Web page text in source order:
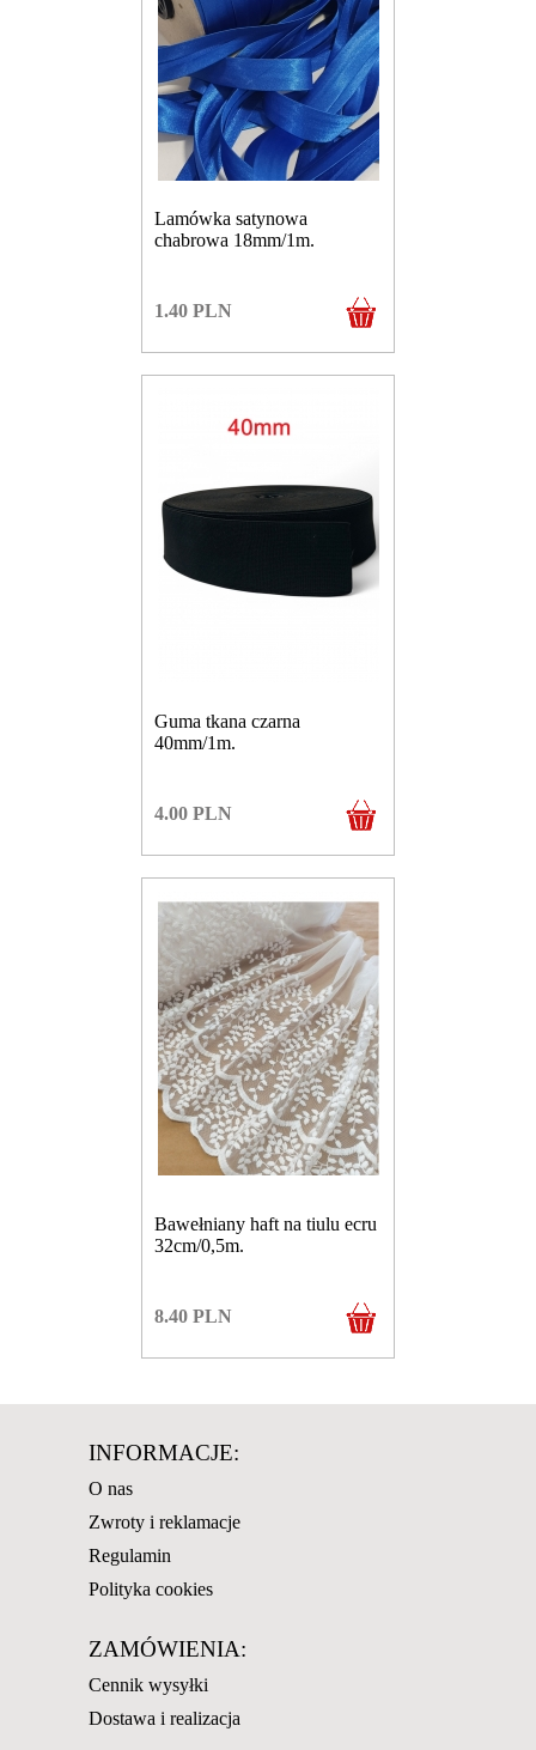
Lamówka satynowa
chabrowa 18mm/1m.
1.40 PLN
Guma tkana czarna
40mm/1m.
4.00 PLN
Bawełniany haft na tiulu ecru
32cm/0,5m.
8.40 PLN
INFORMACJE:
O nas
Zwroty i reklamacje
Regulamin
Polityka cookies
ZAMÓWIENIA:
Cennik wysyłki
Dostawa i realizacja